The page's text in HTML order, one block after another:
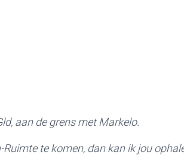
aan de grens met Markelo.
te komen, dan kan ik jou